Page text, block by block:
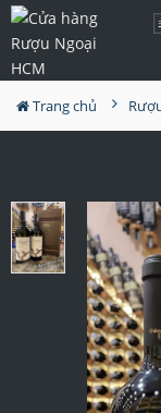
Trang chủ